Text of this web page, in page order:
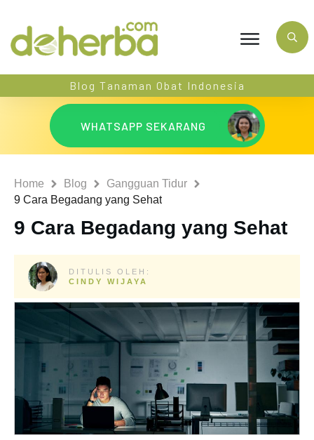
Blog Tanaman Obat Indonesia
WHATSAPP SEKARANG
Home Blog
Gangguan Tidur
9 Cara Begadang yang Sehat
9 Cara Begadang yang Sehat
DITULIS OLEH:
CINDY WIJAYA